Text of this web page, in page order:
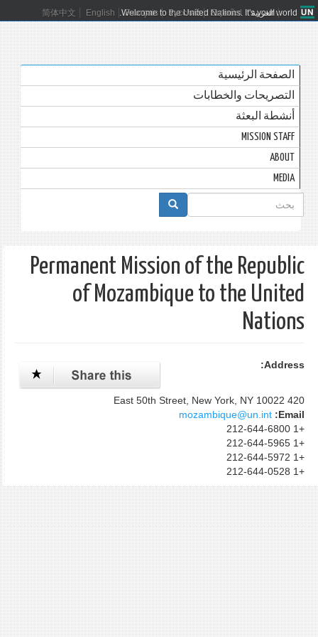
Welcome to the United Nations. It's your world.
العربية 简体中文 English Français Русский Español
الصفحة الرئيسية
التصريحات والخطابات
أنشطة البعثة
MISSION STAFF
ABOUT
MEDIA
استمارة
البحث
بحث
Permanent Mission of the Republic
of Mozambique to the United
Nations
Address:
420 East 50th Street, New York, NY 10022
Email:
mozambique@un.int
+1 212-644-6800
+1 212-644-5965
+1 212-644-5972
+1 212-644-0528